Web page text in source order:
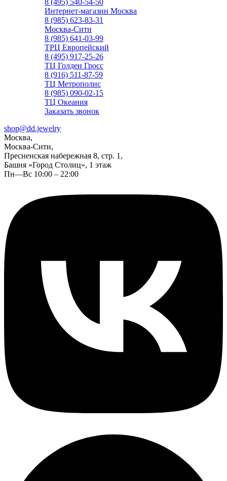
8 (495) 540-54-50
Интернет-магазин Москва
8 (985) 623-83-31
Москва-Сити
8 (985) 641-03-99
ТРЦ Европейский
8 (495) 917-25-26
ТЦ Голден Гросс
8 (916) 511-87-59
ТЦ Метрополис
8 (985) 090-02-15
ТЦ Океания
Заказать звонок
shop@dd.jewelry
Москва,
Москва-Сити,
Пресненская набережная 8, стр. 1,
Башня «Город Столиц», 1 этаж
Пн—Вс 10:00 – 22:00